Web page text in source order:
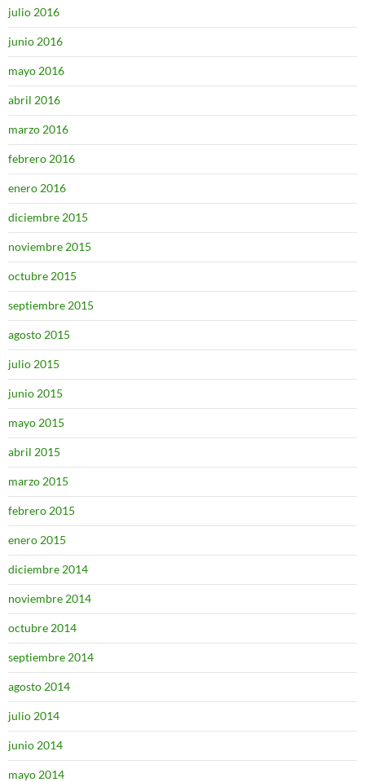
julio 2016
junio 2016
mayo 2016
abril 2016
marzo 2016
febrero 2016
enero 2016
diciembre 2015
noviembre 2015
octubre 2015
septiembre 2015
agosto 2015
julio 2015
junio 2015
mayo 2015
abril 2015
marzo 2015
febrero 2015
enero 2015
diciembre 2014
noviembre 2014
octubre 2014
septiembre 2014
agosto 2014
julio 2014
junio 2014
mayo 2014